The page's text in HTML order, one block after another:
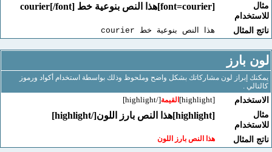
هذا النص بنوعية خط courier
إبراز لون مشاركاتك بشكل واضح وملحوظ وذلك بواسطة استخدام أكواد ورموز
.
[highlight] القيمة[/highlight]
هذا النص بارز اللون